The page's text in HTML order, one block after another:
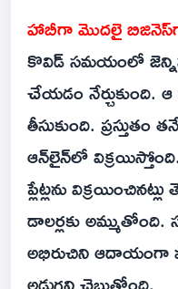
హాబీగా మొదలై
కొవిడ్ సమయంలో
చేయడం నేర్చుకుంది.
తీసుకుంది.
ఆన్‌లైన్‌లో
ప్లేట్లను
డాలర్లకు
అభిరుచిని ఆదాయంగా